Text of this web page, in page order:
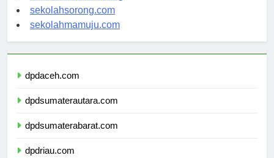
sekolahindonesia.org
sekolahsorong.com